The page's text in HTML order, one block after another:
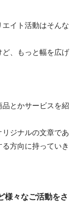
イト活動はそんな
、もっと幅を広げ
とかサービスを紹
ジナルの文章であ
方向に持っていき
様々なご活動をさ